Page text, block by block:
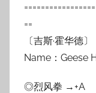
==
〔吉斯·霍华德〕
Name：Geese
◎烈风拳 →+A